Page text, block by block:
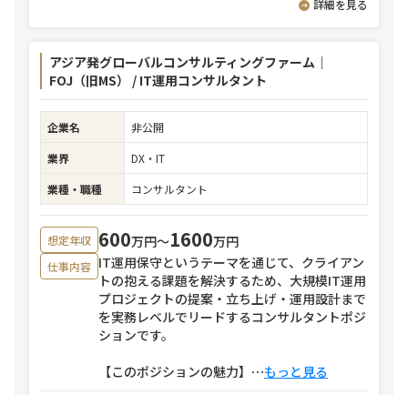
詳細を見る
アジア発グローバルコンサルティングファーム｜
FOJ（旧MS） / IT運用コンサルタント
企業名
非公開
業界
DX・IT
業種・職種
コンサルタント
想定年収 600万円〜1600万円
仕事内容 IT運用保守というテーマを通じて、クライアン
トの抱える課題を解決するため、大規模IT運用
プロジェクトの提案・立ち上げ・運用設計まで
を実務レベルでリードするコンサルタントポジ
ションです。
【このポジションの魅力】 ⋯もっと見る